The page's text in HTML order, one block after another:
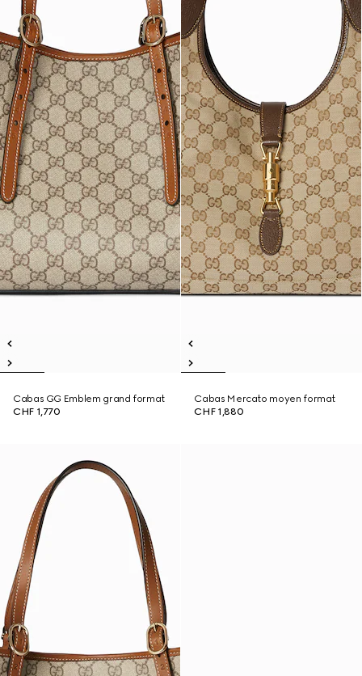
Cabas GG Emblem grand format
CHF 1,770
Cabas Mercato moyen format
CHF 1,880